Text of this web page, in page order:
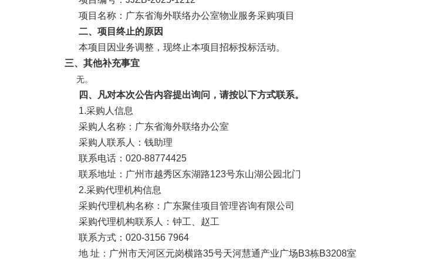
项目名称：广东省海外联络办公室物业服务采购项目
二、项目终止的原因
本项目因 业务调整 ，现终止本项目 招标投标活动。
三、 其他补充事宜
无。
四、凡对本次公告内容提出询问，请按以下方式联系。
1.采购 人信息
采购 人名称：广东省海外联络办公室
采购 人联系人： 钱助理
联系电话： 020-88774425
联系地址：广州市越秀区东湖路123号东山湖公园北门
2.采购代理机构信息
采购代理机构名称：广东聚佳项目管理咨询有限公司
采购代理机构联系人：钟工、赵工
联系方式： 020-3156 7964
地 址：广州市天河区元岗横路35号天河慧通产业广场B3栋B3208室